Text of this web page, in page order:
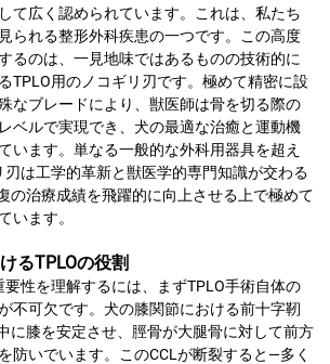
て広く認められています。これは、私たち
られる整形外科疾患の一つです。この高度
るのは、一見地味ではあるものの技術的に
TPLO用のノコギリ刃です。極めて精密に設
なブレードにより、獣医師は骨を切る際の
ベルで実現でき、犬の最適な治癒と運動機
います。単なる一般的な外科用器具を超え
刃は工学的革新と獣医学的専門知識が交わる
の治療成績を飛躍的に向上させる上で極めて
います。
るTPLOの役割
性を理解するには、まずTPLO手術自体の
不可欠です。犬の膝関節における前十字靭
に膝を安定させ、脛骨が大腿骨に対して前方
防いでいます。このCCLが断裂すると—多く